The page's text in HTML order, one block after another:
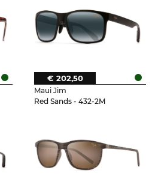
Maui Jim
Red Sands - 432-2M
€ 202,50